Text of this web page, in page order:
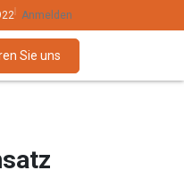
Anmelden
Sie uns